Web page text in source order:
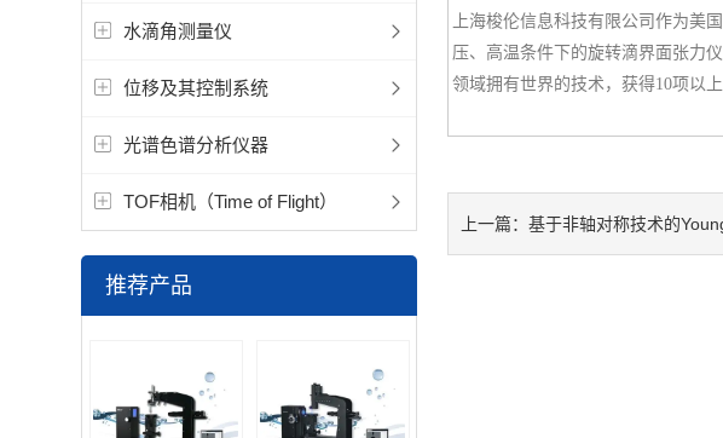
水滴角测量仪
位移及其控制系统
光谱色谱分析仪器
TOF相机（Time of Flight）
推荐产品
上海梭伦信息科技有限公司作为美
压、高温条件下的旋转滴界面张力
领域拥有世界的技术，获得10项以
上一篇： 基于非轴对称技术的